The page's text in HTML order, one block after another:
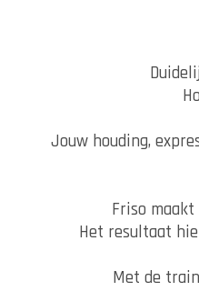
Jouw houding,
Friso
Het resultaat
Met de